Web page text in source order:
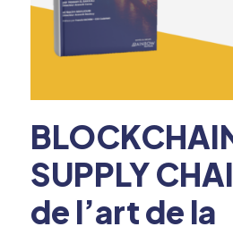
SUPPLY
de l’art de la